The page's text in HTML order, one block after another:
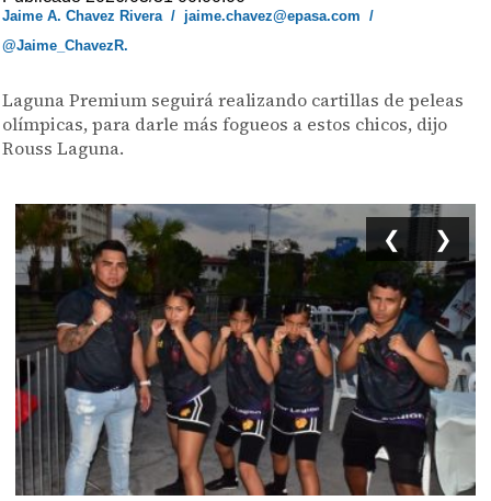
Jaime A. Chavez Rivera/ jaime.chavez@epasa.com /
@Jaime_ChavezR.
Laguna Premium seguirá realizando cartillas de peleas
olímpicas, para darle más fogueos a estos chicos, dijo
Rouss Laguna.
❮ ❯